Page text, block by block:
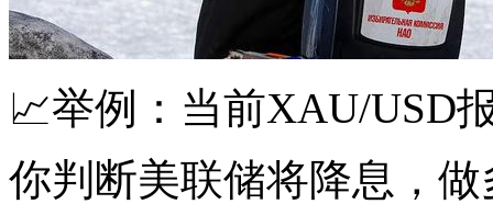
📈举例：当前XAU/USD
你判断美联储将降息，做